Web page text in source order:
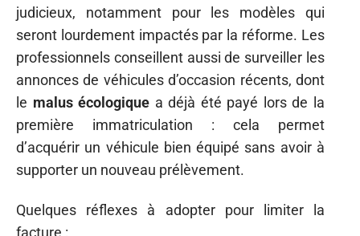
judicieux, notamment pour les modèles qui
seront lourdement impactés par la réforme. Les
professionnels conseillent aussi de surveiller les
annonces de véhicules d’occasion récents, dont
le malus écologique a déjà été payé lors de la
première immatriculation : cela permet
d’acquérir un véhicule bien équipé sans avoir à
supporter un nouveau prélèvement.
Quelques réflexes à adopter pour limiter la
facture :